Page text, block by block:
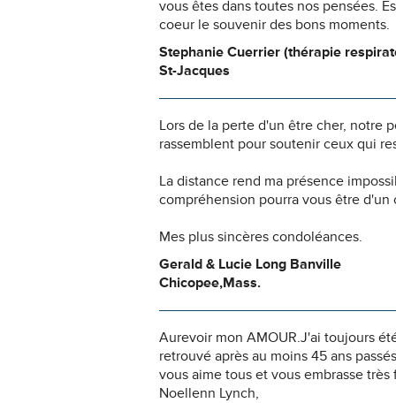
vous êtes dans toutes nos pensées.
coeur le souvenir des bons moments.
Stephanie Cuerrier (thérapie
St-Jacques
Lors de la perte d'un être cher, notre
rassemblent pour soutenir ceux qui
La distance rend ma présence
compréhension pourra vous être d'un
Mes plus sincères condoléances.
Gerald & Lucie Long Banville
Chicopee,Mass.
Aurevoir mon AMOUR.J'ai toujours
retrouvé après au moins 45 ans
vous aime tous et vous embrasse très
Noellenn Lynch,